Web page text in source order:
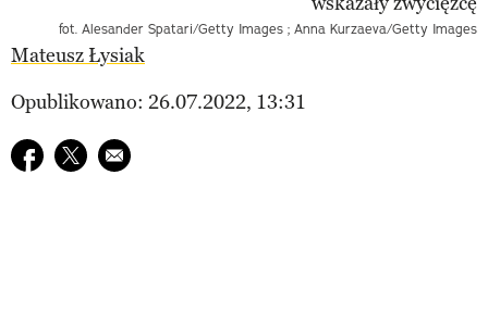
fot. Alesander Spatari/Getty Images ; Anna Kurzaeva/Getty Images
Mateusz Łysiak
Opublikowano: 26.07.2022, 13:31
Udostępnij na facebook
Udostępnij na twitter
E-mail do przyjaciela